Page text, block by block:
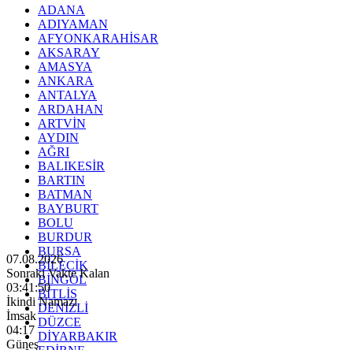
ADANA
ADIYAMAN
AFYONKARAHİSAR
AKSARAY
AMASYA
ANKARA
ANTALYA
ARDAHAN
ARTVİN
AYDIN
AĞRI
BALIKESİR
BARTIN
BATMAN
BAYBURT
BOLU
BURDUR
BURSA
BİLECİK
BİNGÖL
BİTLİS
DENİZLİ
DÜZCE
DİYARBAKIR
07.08.2026
Sonraki Vakte Kalan
03:41:48
İkindi Namazı
İmsak
04:17
Güneş